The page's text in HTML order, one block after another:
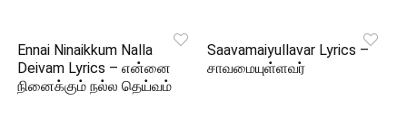
Ennai Ninaikkum Nalla
Deivam Lyrics – என்னை
நினைக்கும் நல்ல தெய்வம்
Saavamaiyullavar Lyrics –
சாவமையுள்ளவர்